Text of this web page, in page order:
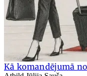
Kā komandējumā